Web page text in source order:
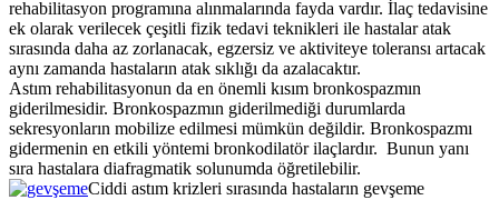
rehabilitasyon programına alınmalarında fayda vardır. İlaç tedavisine
ek olarak verilecek çeşitli fizik tedavi teknikleri ile hastalar atak
sırasında daha az zorlanacak, egzersiz ve aktiviteye toleransı artacak
aynı zamanda hastaların atak sıklığı da azalacaktır.
Astım rehabilitasyonun da en önemli kısım bronkospazmın
giderilmesidir. Bronkospazmın giderilmediği durumlarda
sekresyonların mobilize edilmesi mümkün değildir. Bronkospazmı
gidermenin en etkili yöntemi bronkodilatör ilaçlardır. Bunun yanı
sıra hastalara diafragmatik solunumda öğretilebilir.
Ciddi astım krizleri sırasında hastaların gevşeme